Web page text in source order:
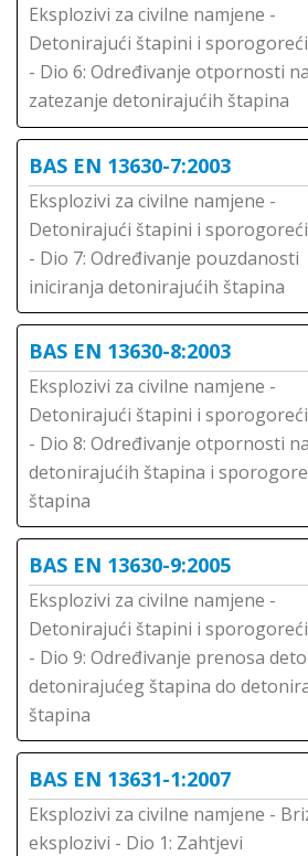
Eksplozivi za civilne namjene -
Detonirajući štapini i
- Dio 6: Određivanje otpornosti na
zatezanje detonirajućih štapina
BAS EN 13630-7:2003
Eksplozivi za civilne namjene -
Detonirajući štapini i
- Dio 7: Određivanje pouzdanosti
iniciranja detonirajućih štapina
BAS EN 13630-8:2003
Eksplozivi za civilne namjene -
Detonirajući štapini i
- Dio 8: Određivanje otpornosti
detonirajućih štapina i
štapina
BAS EN 13630-9:2005
Eksplozivi za civilne namjene -
Detonirajući štapini i
- Dio 9: Određivanje prenosa
detonirajućeg štapina do
štapina
BAS EN 13631-1:2007
Eksplozivi za civilne namjene -
eksplozivi - Dio 1: Zahtjevi